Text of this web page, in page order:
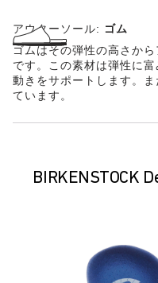
アウターソール: ゴム
ゴムはその弾性の高さか
です。この素材は弾性に
動きをサポートします。
ています。
BIRKENSTOCK